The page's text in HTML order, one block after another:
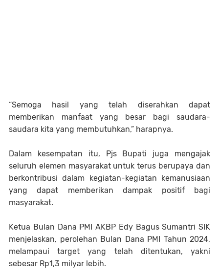
“Semoga hasil yang telah diserahkan dapat
memberikan manfaat yang besar bagi saudara-
saudara kita yang membutuhkan,” harapnya.
Dalam kesempatan itu, Pjs Bupati juga mengajak
seluruh elemen masyarakat untuk terus berupaya dan
berkontribusi dalam kegiatan-kegiatan kemanusiaan
yang dapat memberikan dampak positif bagi
masyarakat.
Ketua Bulan Dana PMI AKBP Edy Bagus Sumantri SIK
menjelaskan, perolehan Bulan Dana PMI Tahun 2024,
melampaui target yang telah ditentukan, yakni
sebesar Rp1,3 milyar lebih.